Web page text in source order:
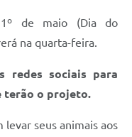
de maio (Dia do
na quarta-feira.
redes sociais para
terão o projeto.
levar seus animais aos